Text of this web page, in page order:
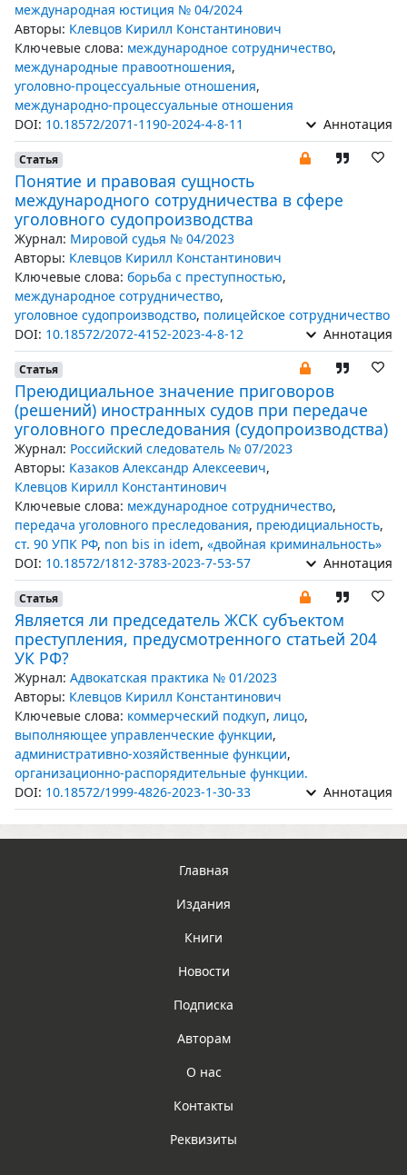
международная юстиция № 04/2024
Авторы: Клевцов Кирилл Константинович
Ключевые слова: международное сотрудничество,
международные правоотношения,
уголовно-процессуальные отношения,
международно-процессуальные отношения
DOI: 10.18572/2071-1190-2024-4-8-11 Аннотация
Статья
Понятие и правовая сущность
международного сотрудничества в сфере
уголовного судопроизводства
Журнал: Мировой судья № 04/2023
Авторы: Клевцов Кирилл Константинович
Ключевые слова: борьба с преступностью,
международное сотрудничество,
уголовное судопроизводство, полицейское сотрудничество
DOI: 10.18572/2072-4152-2023-4-8-12 Аннотация
Статья
Преюдициальное значение приговоров
(решений) иностранных судов при передаче
уголовного преследования (судопроизводства)
Журнал: Российский следователь № 07/2023
Авторы: Казаков Александр Алексеевич,
Клевцов Кирилл Константинович
Ключевые слова: международное сотрудничество,
передача уголовного преследования, преюдициальность,
ст. 90 УПК РФ, non bis in idem, «двойная криминальность»
DOI: 10.18572/1812-3783-2023-7-53-57 Аннотация
Статья
Является ли председатель ЖСК субъектом
преступления, предусмотренного статьей 204
УК РФ?
Журнал: Адвокатская практика № 01/2023
Авторы: Клевцов Кирилл Константинович
Ключевые слова: коммерческий подкуп, лицо,
выполняющее управленческие функции,
административно-хозяйственные функции,
организационно-распорядительные функции.
DOI: 10.18572/1999-4826-2023-1-30-33 Аннотация
Главная
Издания
Книги
Новости
Подписка
Авторам
О нас
Контакты
Реквизиты